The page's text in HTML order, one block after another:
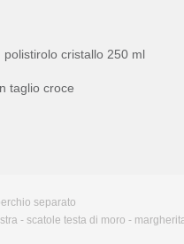
cristallo 250 ml
taglio croce
separato
- scatole testa di moro -